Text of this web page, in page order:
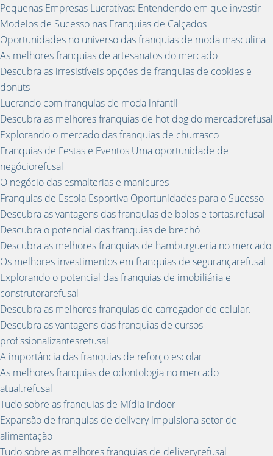
Pequenas Empresas Lucrativas: Entendendo em que investir
Modelos de Sucesso nas Franquias de Calçados
Oportunidades no universo das franquias de moda masculina
As melhores franquias de artesanatos do mercado
Descubra as irresistíveis opções de franquias de cookies e
donuts
Lucrando com franquias de moda infantil
Descubra as melhores franquias de hot dog do mercadorefusal
Explorando o mercado das franquias de churrasco
Franquias de Festas e Eventos Uma oportunidade de
negóciorefusal
O negócio das esmalterias e manicures
Franquias de Escola Esportiva Oportunidades para o Sucesso
Descubra as vantagens das franquias de bolos e tortas.refusal
Descubra o potencial das franquias de brechó
Descubra as melhores franquias de hamburgueria no mercado
Os melhores investimentos em franquias de segurançarefusal
Explorando o potencial das franquias de imobiliária e
construtorarefusal
Descubra as melhores franquias de carregador de celular.
Descubra as vantagens das franquias de cursos
profissionalizantesrefusal
A importância das franquias de reforço escolar
As melhores franquias de odontologia no mercado
atual.refusal
Tudo sobre as franquias de Mídia Indoor
Expansão de franquias de delivery impulsiona setor de
alimentação
Tudo sobre as melhores franquias de deliveryrefusal